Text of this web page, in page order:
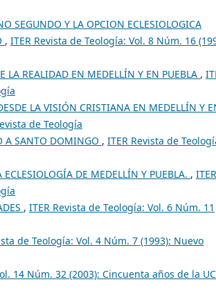
SEGUNDO Y LA OPCION ECLESIOLOGICA
, ITER Revista de Teología: Vol. 8 Núm. 16
LA REALIDAD EN MEDELLÍN Y EN PUEBLA ,
LA VISIÓN CRISTIANA EN MEDELLÍN Y
de Teología
A SANTO DOMINGO , ITER Revista de
ECLESIOLOGÍA DE MEDELLÍN Y PUEBLA. , ITER
, ITER Revista de Teología: Vol. 6 Núm. 11
de Teología: Vol. 4 Núm. 7 (1993): Nuevo
14 Núm. 32 (2003): Cincuenta años de la